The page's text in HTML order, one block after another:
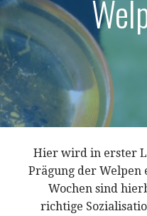
Hier wird in erster
Prägung der Welpen
Wochen sind
richtige